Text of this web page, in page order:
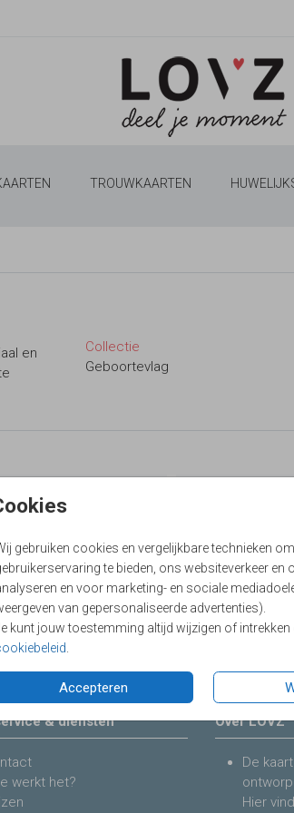
TROUWKAARTEN
gebruiken cookies en vergelijkbare technieken
te bieden, ons websiteverkeer en
en voor marketing- en sociale
van gepersonaliseerde advertenties).
kunt jouw toestemming altijd wijzigen of
Accepteren
en
Collectie
Geboortevlag
& diensten
werkt het?
Over LOVZ
De
Hier